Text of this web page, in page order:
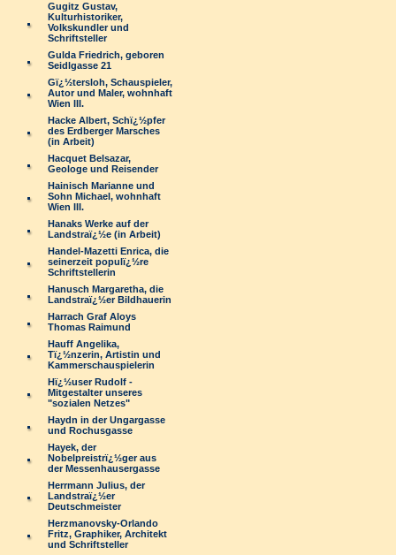
Gugitz Gustav,
Kulturhistoriker,
Volkskundler und
Schriftsteller
Gulda Friedrich, geboren
Seidlgasse 21
Gï¿½tersloh, Schauspieler,
Autor und Maler, wohnhaft
Wien III.
Hacke Albert, Schï¿½pfer
des Erdberger Marsches
(in Arbeit)
Hacquet Belsazar,
Geologe und Reisender
Hainisch Marianne und
Sohn Michael, wohnhaft
Wien III.
Hanaks Werke auf der
Landstraï¿½e (in Arbeit)
Handel-Mazetti Enrica, die
seinerzeit populï¿½re
Schriftstellerin
Hanusch Margaretha, die
Landstraï¿½er Bildhauerin
Harrach Graf Aloys
Thomas Raimund
Hauff Angelika,
Tï¿½nzerin, Artistin und
Kammerschauspielerin
Hï¿½user Rudolf -
Mitgestalter unseres
"sozialen Netzes"
Haydn in der Ungargasse
und Rochusgasse
Hayek, der
Nobelpreistrï¿½ger aus
der Messenhausergasse
Herrmann Julius, der
Landstraï¿½er
Deutschmeister
Herzmanovsky-Orlando
Fritz, Graphiker, Architekt
und Schriftsteller